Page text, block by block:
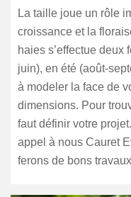
La taille joue un rôle
croissance et la
haies s’effectue deux
juin), en été (août-
à modeler la face de
dimensions. Pour
faut définir votre
appel à nous Cauret
ferons de bons